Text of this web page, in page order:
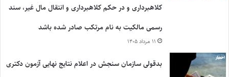
کلاهبرداری و در حکم کلاهبرداری و انتقال مال غیر، سند
رسمی مالکیت به نام مرتکب صادر شده باشد
۱۱ مرداد ۱۴۰۵
بدقولی سازمان سنجش در اعلام نتایج نهایی آزمون دکتری